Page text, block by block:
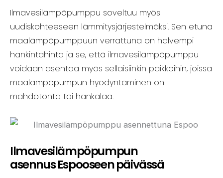
Ilmavesilämpöpumppu soveltuu myös
uudiskohteeseen lämmitysjärjestelmäksi. Sen etuna
maalämpöpumppuun verrattuna on halvempi
hankintahinta ja se, että ilmavesilämpöpumppu
voidaan asentaa myös sellaisiinkin paikkoihin, joissa
maalämpöpumpun hyödyntäminen on
mahdotonta tai hankalaa.
Ilmavesilämpöpumpun
asennus Espooseen päivässä